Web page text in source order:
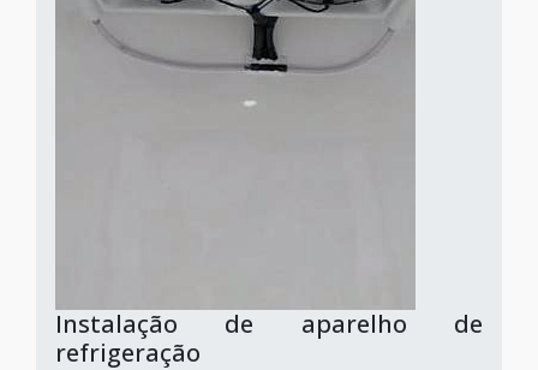
Instalação de aparelho de
refrigeração